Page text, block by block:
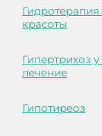
Гидротерапия
красоты
Гипертрихоз
лечение
Гипотиреоз